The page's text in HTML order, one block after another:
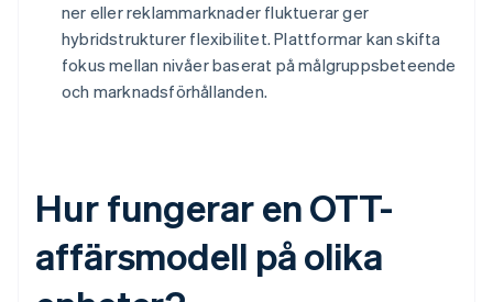
ner eller reklammarknader fluktuerar ger
hybridstrukturer flexibilitet. Plattformar kan skifta
fokus mellan nivåer baserat på målgruppsbeteende
och marknadsförhållanden.
Hur fungerar en OTT-
affärsmodell på olika